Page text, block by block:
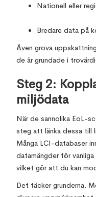
Nationell eller
Bredare data på
Även grova
de är grundade i
Steg 2:
miljödata
När de sannolika EoL-
steg att länka dessa till
Många LCI-databaser
datamängder för
vilket gör att du kan
Det täcker grunderna.